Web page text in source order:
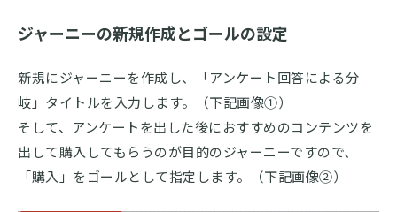
ジャーニーの新規作成とゴールの設定
新規にジャーニーを作成し、「アンケート回答による分
岐」タイトルを入力します。（下記画像①）
そして、アンケートを出した後におすすめのコンテンツを
出して購入してもらうのが目的のジャーニーですので、
「購入」をゴールとして指定します。（下記画像②）